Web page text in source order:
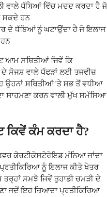
ਵਾਲੇ ਧੱਬਿਆਂ ਵਿੱਚ ਮਦਦ ਕਰਦਾ ਹੈ ਜੋ
ਸਕਦੇ ਹਨ
ਦੇ ਧੱਬਿਆਂ ਨੂੰ ਘਟਾਉਂਦਾ ਹੈ ਜੋ ਇਲਾਜ
ਆਮ ਸਥਿਤੀਆਂ ਜਿਵੇਂ ਕਿ
ਸੋਜਸ਼ ਵਾਲੇ ਧੱਫੜਾਂ ਲਈ ਤਜਵੀਜ਼
ਸਥਿਤੀਆਂ 'ਤੇ ਸਭ ਤੋਂ ਵਧੀਆ
ਸਾਹਮਣਾ ਕਰਨ ਵਾਲੀ ਮੁੱਖ ਸਮੱਸਿਆ
ਕਿਵੇਂ ਕੰਮ ਕਰਦਾ ਹੈ?
ਕੋਰਟੀਕੋਸਟੇਰੋਇਡ ਮੰਨਿਆ ਜਾਂਦਾ
ਨੂੰ ਇਲਾਜ ਕੀਤੇ ਖੇਤਰ
ਸਮਝੋ ਜਿਵੇਂ ਤੁਹਾਡੀ ਚਮੜੀ ਦੇ
ਜਦੋਂ ਇਹ ਜ਼ਿਆਦਾ ਪ੍ਰਤੀਕਿਰਿਆ